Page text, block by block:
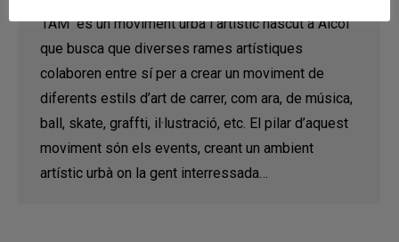
1AM és un moviment urbà i artístic nascut a Alcoi
que busca que diverses rames artístiques
colaboren entre sí per a crear un moviment de
diferents estils d’art de carrer, com ara, de música,
ball, skate, graffti, il·lustració, etc. El pilar d’aquest
moviment són els events, creant un ambient
artístic urbà on la gent interressada…